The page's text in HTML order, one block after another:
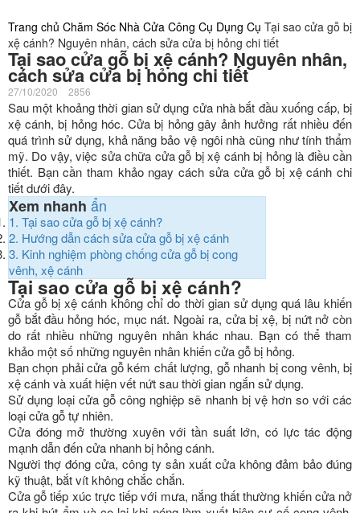
Trang chủ Chăm Sóc Nhà Cửa Công Cụ Dụng Cụ Tại sao cửa gỗ bị
xệ cánh? Nguyên nhân, cách sửa cửa bị hỏng chi tiết
Tại sao cửa gỗ bị xệ cánh? Nguyên nhân,
cách sửa cửa bị hỏng chi tiết
27/10/2020 2856
Sau một khoảng thời gian sử dụng cửa nhà bắt đầu xuống cấp, bị
xệ cánh, bị hỏng hóc. Cửa bị hỏng gây ảnh hưởng rất nhiều đến
quá trình sử dụng, khả năng bảo vệ ngôi nhà cũng như tính thẩm
mỹ. Do vậy, việc sửa chữa cửa gỗ bị xệ cánh bị hỏng là điều cần
thiết. Bạn cần tham khảo ngay cách sửa cửa gỗ bị xệ cánh chi
tiết dưới đây.
Xem nhanh ẩn
1. Tại sao cửa gỗ bị xệ cánh?
2. Hướng dẫn cách sửa cửa gỗ bị xệ cánh
3. Kinh nghiệm phòng chống cửa gỗ bị cong
vênh, xệ cánh
Tại sao cửa gỗ bị xệ cánh?
Cửa gỗ bị xệ cánh không chỉ do thời gian sử dụng quá lâu khiến
gỗ bắt đầu hỏng hóc, mục nát. Ngoài ra, cửa bị xệ, bị nứt nở còn
do rất nhiều những nguyên nhân khác nhau. Bạn có thể tham
khảo một số những nguyên nhân khiến cửa gỗ bị hỏng.
Bạn chọn phải cửa gỗ kém chất lượng, gỗ nhanh bị cong vênh, bị
xệ cánh và xuất hiện vết nứt sau thời gian ngắn sử dụng.
Sử dụng loại cửa gỗ công nghiệp sẽ nhanh bị vệ hơn so với các
loại cửa gỗ tự nhiên.
Cửa đóng mở thường xuyên với tần suất lớn, có lực tác động
mạnh dẫn đến cửa nhanh bị hỏng cánh.
Người thợ đóng cửa, công ty sản xuất cửa không đảm bảo đúng
kỹ thuật, bắt vít không chắc chắn.
Cửa gỗ tiếp xúc trực tiếp với mưa, nắng thất thường khiến cửa nở